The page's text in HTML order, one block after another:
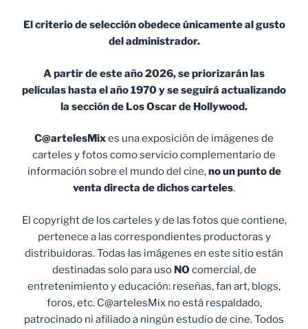
El criterio de selección obedece únicamente al gusto
del administrador.
A partir de este año 2026, se priorizarán las
películas hasta el año 1970 y se seguirá actualizando
la sección de Los Oscar de Hollywood.
C@artelesMixes una exposición de imágenes de
carteles y fotos como servicio complementario de
información sobre el mundo del cine,no un punto de
venta directa de dichos carteles.
El copyright de los carteles y de las fotos que contiene,
pertenece a las correspondientes productoras y
distribuidoras. Todas las imágenes en este sitio están
destinadas solo para uso NO comercial, de
entretenimiento y educación: reseñas, fan art, blogs,
foros, etc. C@artelesMix no está respaldado,
patrocinado ni afiliado a ningún estudio de cine. Todos